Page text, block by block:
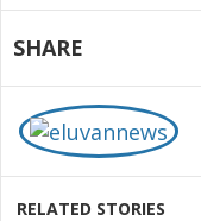
SHARE
RELATED STORIES